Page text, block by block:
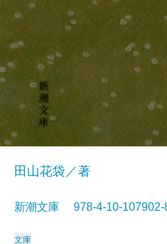
田山花袋／著
新潮文庫 978-4-10-
文庫